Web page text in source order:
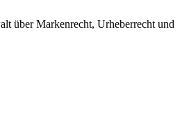
über Markenrecht, Urheberrecht und